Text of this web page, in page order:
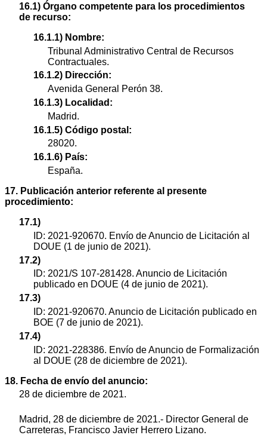
16.1) Órgano competente para los procedimientos
de recurso:
16.1.1) Nombre:
Tribunal Administrativo Central de Recursos
Contractuales.
16.1.2) Dirección:
Avenida General Perón 38.
16.1.3) Localidad:
Madrid.
16.1.5) Código postal:
28020.
16.1.6) País:
España.
17. Publicación anterior referente al presente
procedimiento:
17.1)
ID: 2021-920670. Envío de Anuncio de Licitación al
DOUE (1 de junio de 2021).
17.2)
ID: 2021/S 107-281428. Anuncio de Licitación
publicado en DOUE (4 de junio de 2021).
17.3)
ID: 2021-920670. Anuncio de Licitación publicado en
BOE (7 de junio de 2021).
17.4)
ID: 2021-228386. Envío de Anuncio de Formalización
al DOUE (28 de diciembre de 2021).
18. Fecha de envío del anuncio:
28 de diciembre de 2021.
Madrid, 28 de diciembre de 2021.- Director General de
Carreteras, Francisco Javier Herrero Lizano.